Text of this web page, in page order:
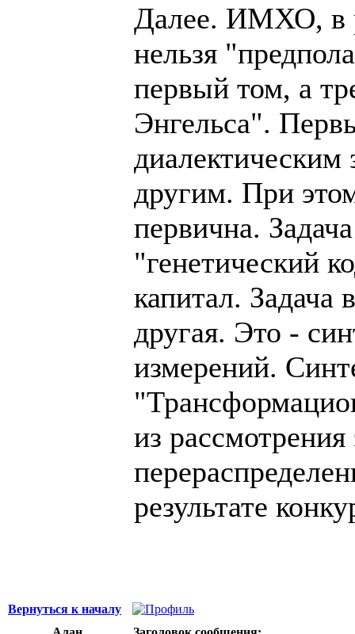
Далее. ИМХО, в
нельзя
первый том, а
Энгельса".
диалектическим
другим. При
первична.
"генетический
капитал. Задача
другая. Это -
измерений.
из рассмотрения
результате
Вернуться к началу